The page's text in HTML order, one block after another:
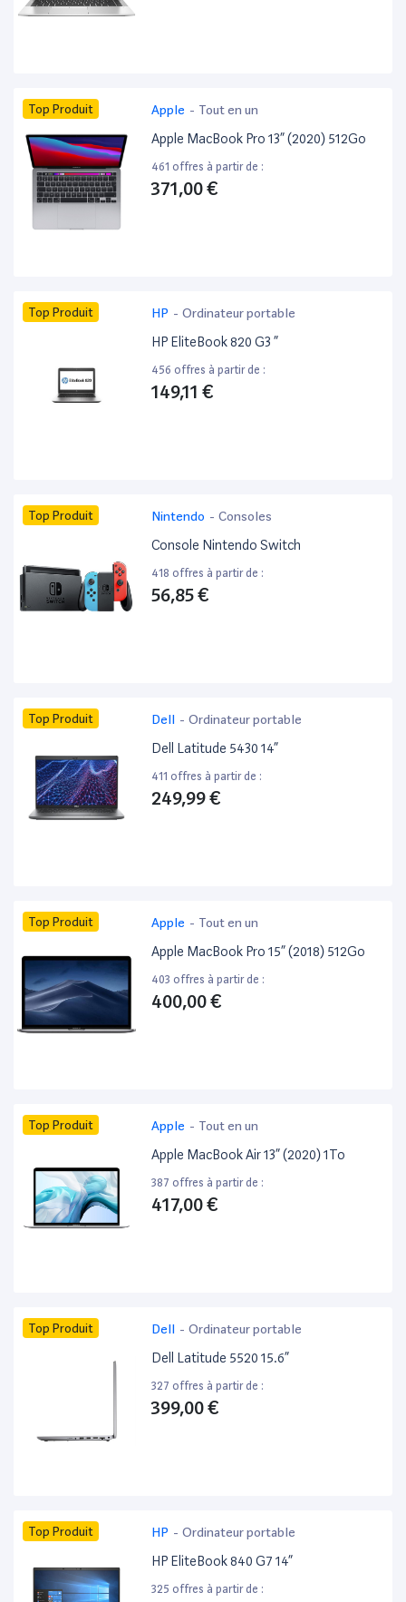
Top Produit Apple - Tout en un
Apple MacBook Pro 13” (2020) 512Go
461 offres à partir de :
371,00 €
Top Produit HP - Ordinateur portable
HP EliteBook 820 G3 ”
456 offres à partir de :
149,11 €
Top Produit Nintendo - Consoles
Console Nintendo Switch
418 offres à partir de :
56,85 €
Top Produit Dell - Ordinateur portable
Dell Latitude 5430 14”
411 offres à partir de :
249,99 €
Top Produit Apple - Tout en un
Apple MacBook Pro 15” (2018) 512Go
403 offres à partir de :
400,00 €
Top Produit Apple - Tout en un
Apple MacBook Air 13” (2020) 1To
387 offres à partir de :
417,00 €
Top Produit Dell - Ordinateur portable
Dell Latitude 5520 15.6”
327 offres à partir de :
399,00 €
Top Produit HP - Ordinateur portable
HP EliteBook 840 G7 14”
325 offres à partir de :